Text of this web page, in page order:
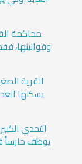
محاكمة
وقوانينها،
القرية
يسكنها
التحدي
يوظف حارساً